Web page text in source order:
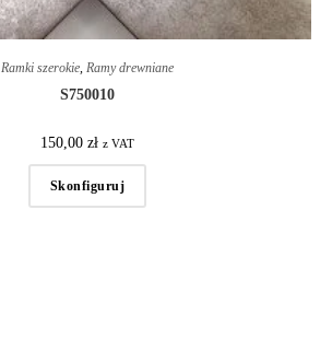
Ramki szerokie, Ramy drewniane
S750010
150,00 zł z VAT
Skonfiguruj